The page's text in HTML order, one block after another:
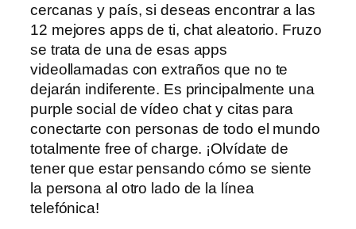
cercanas y país, si deseas encontrar a las
12 mejores apps de ti, chat aleatorio. Fruzo
se trata de una de esas apps
videollamadas con extraños que no te
dejarán indiferente. Es principalmente una
purple social de vídeo chat y citas para
conectarte con personas de todo el mundo
totalmente free of charge. ¡Olvídate de
tener que estar pensando cómo se siente
la persona al otro lado de la línea
telefónica!